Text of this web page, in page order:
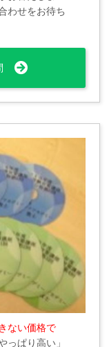
わせをお待ち
ない価格で
っぱり高い」